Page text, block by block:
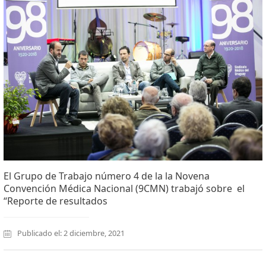
El Grupo de Trabajo número 4 de la la Novena
Convención Médica Nacional (9CMN) trabajó sobre el
“Reporte de resultados
Publicado el: 2 diciembre, 2021